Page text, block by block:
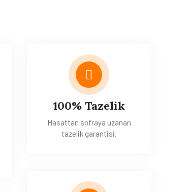
100% Tazelik
Hasattan sofraya uzanan
tazelik garantisi.